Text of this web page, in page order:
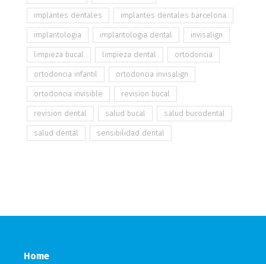
implantes dentales implantes dentales barcelona
implantologia implantologia dental invisalign
limpieza bucal limpieza dental ortodoncia
ortodoncia infantil ortodoncia invisalign
ortodoncia invisible revision bucal
revision dental salud bucal salud bucodental
salud dental sensibilidad dental
Home